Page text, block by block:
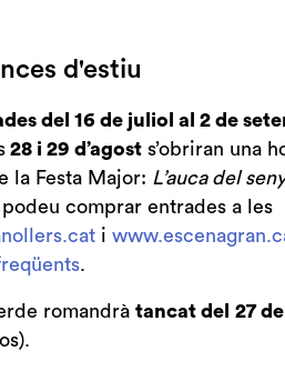
Veus - Cor Infantil Amics de
de música de l’entitat
cantaires com de públic, amb
convenciment que es pot
portat a guanyar concursos
de la Unió representa els
el respecte, la
resultat en qualsevol
un cor és una mostra a
on cada individu, des de la
comú, escoltant els altres
d'estiu
del 16 de juliol al 2 de
28 i 29 d’agost s’obriran una
la Festa Major: L’auca del
comprar entrades a les
i
.
romandrà tancat del 27